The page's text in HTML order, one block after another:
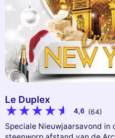
Le Duplex
4,6 (64)
Speciale Nieuwjaarsavond in